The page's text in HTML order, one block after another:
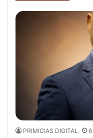
PRIMICIAS DIGITAL